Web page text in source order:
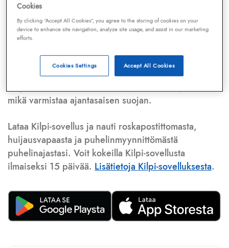
Puhelinnumero
Telemarkkinointiliiton jaKilpi-sovelluksen
tietokannasta, joka kattaa satoja tuhansia
Lisäksi tunnistamme automaattisesti, jos kyseessä on
puhelinhuijarin numero, sähköpostiosoitetai
huijausviesti. Tietokantaamme päivitetään jatkuvasti,
mikä varmistaa ajantasaisen suojan.
Lataa Kilpi-sovellus ja nauti roskapostittomasta,
huijausvapaasta ja puhelinmyynnittömästä
puhelinajastasi. Voit kokeilla Kilpi-sovellusta
ilmaiseksi 15 päivää. Lisätietoja Kilpi-sovelluksesta.
Cookies
By clicking “Accept All Cookies”, you agree to the storing of cookies on your
device to enhance site navigation, analyze site usage, and assist in our marketing
efforts.
Accept All Cookies
Cookies Settings